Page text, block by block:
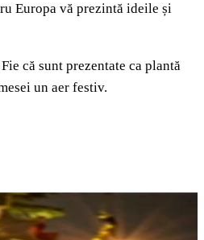
Europa vă prezintă ideile și
că sunt prezentate ca plantă
un aer festiv.